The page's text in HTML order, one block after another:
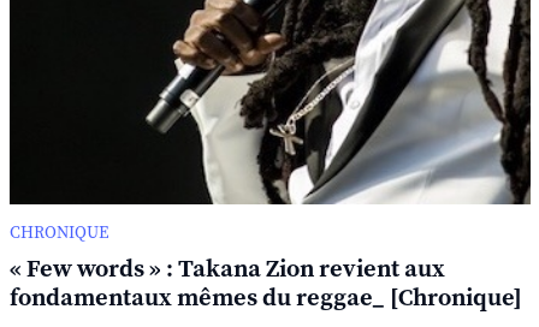
CHRONIQUE
« Few words » : Takana Zion revient aux
fondamentaux mêmes du reggae_ [Chronique]